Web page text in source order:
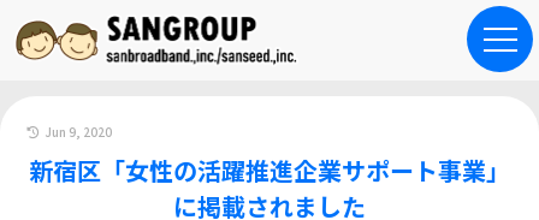
Jun 9, 2020
新宿区「女性の活躍推進企業サポート事業」
に掲載されました